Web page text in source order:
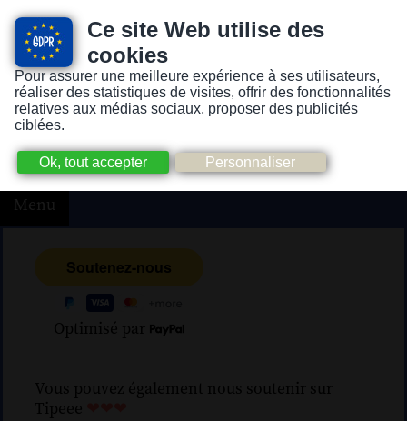
Ce site Web utilise des
cookies
Pour assurer une meilleure expérience à ses utilisateurs,
réaliser des statistiques de visites, offrir des fonctionnalités
relatives aux médias sociaux, proposer des publicités
ciblées.
Version pour personnes mal-voyantes ou non-voyantes
Menu
Optimisé par
Vous pouvez également nous soutenir sur
Tipeee